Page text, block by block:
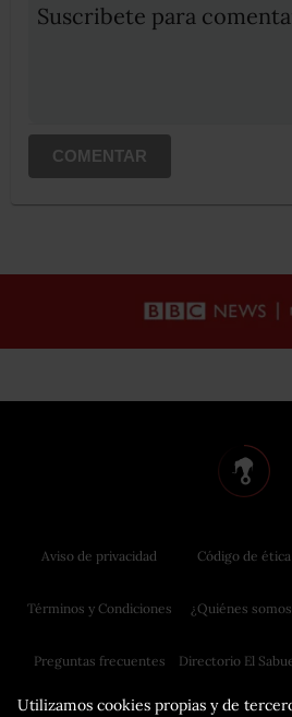
Suscribete para
COMENTAR
Utilizamos cookies propias y de
Aviso de privacidad
Términos y Condiciones
Preguntas frecuentes
Código de ética
¿Quiénes
Directorio El